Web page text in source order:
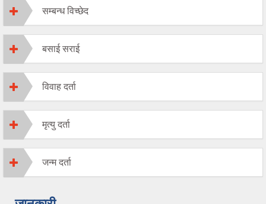
सम्बन्ध विच्छेद
बसाई सराई
विवाह दर्ता
मृत्यु दर्ता
जन्म दर्ता